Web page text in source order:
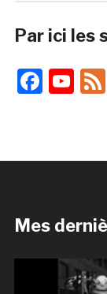
Par ici les
Mes